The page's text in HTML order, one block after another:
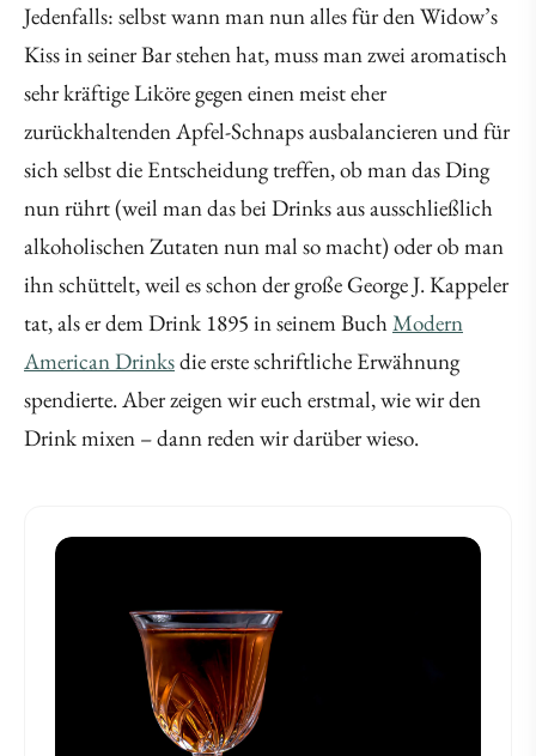
Jedenfalls: selbst wann man nun alles für den Widow’s
Kiss in seiner Bar stehen hat, muss man zwei aromatisch
sehr kräftige Liköre gegen einen meist eher
zurückhaltenden Apfel-Schnaps ausbalancieren und für
sich selbst die Entscheidung treffen, ob man das Ding
nun rührt (weil man das bei Drinks aus ausschließlich
alkoholischen Zutaten nun mal so macht) oder ob man
ihn schüttelt, weil es schon der große George J. Kappeler
tat, als er dem Drink 1895 in seinem BuchModern
American Drinksdie erste schriftliche Erwähnung
spendierte. Aber zeigen wir euch erstmal, wie wir den
Drink mixen – dann reden wir darüber wieso.